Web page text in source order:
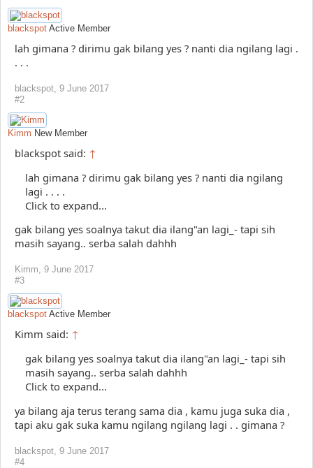
blackspot Active Member
lah gimana ? dirimu gak bilang yes ? nanti dia ngilang lagi .
. . .
blackspot, 9 June 2017
#2
Kimm New Member
blackspot said: ↑
lah gimana ? dirimu gak bilang yes ? nanti dia ngilang
lagi . . . .
Click to expand...
gak bilang yes soalnya takut dia ilang"an lagi_- tapi sih
masih sayang.. serba salah dahhh
Kimm, 9 June 2017
#3
blackspot Active Member
Kimm said: ↑
gak bilang yes soalnya takut dia ilang"an lagi_- tapi sih
masih sayang.. serba salah dahhh
Click to expand...
ya bilang aja terus terang sama dia , kamu juga suka dia ,
tapi aku gak suka kamu ngilang ngilang lagi . . gimana ?
blackspot 9 June 2017
#4